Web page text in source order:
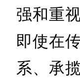
强和重
即使在
系、承